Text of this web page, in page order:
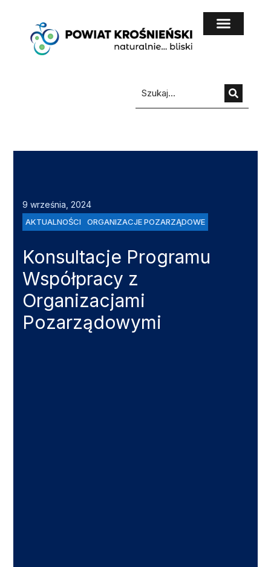
9 września, 2024
AKTUALNOŚCI ORGANIZACJE POZARZĄDOWE
Konsultacje Programu
Współpracy z
Organizacjami
Pozarządowymi